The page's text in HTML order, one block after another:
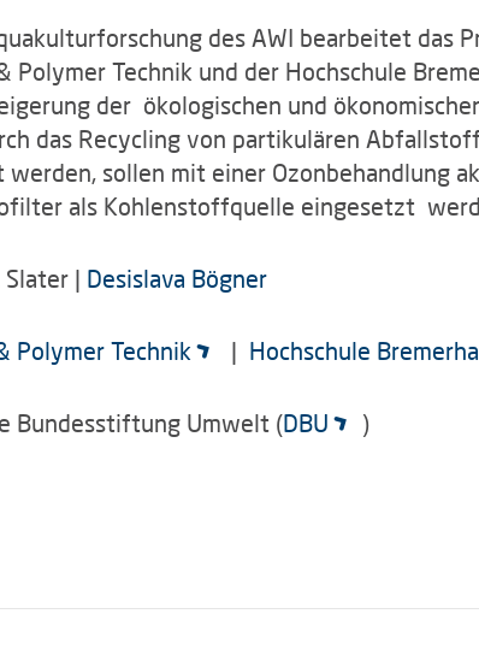
des AWI bearbeitet das
Polymer Technik und der Hochschule
der ökologischen und
das Recycling von partikulären
werden, sollen mit einer Ozonbehandlung
als Kohlenstoffquelle eingesetzt
| Desislava Bögner
Polymer Technik | Hochschule
Bundesstiftung Umwelt (DBU )